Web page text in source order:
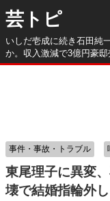
芸トピ
いしだ壱成に続き石田純
か。収入激減で3億円豪
東尾理子に異変
壊で結婚指輪外
事件・事故・トラブル